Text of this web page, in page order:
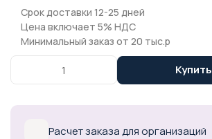
Срок доставки 12-25 дней
Цена включает 5% НДС
Минимальный заказ от 20 тыс.р
Купить
Расчет заказа для организаций